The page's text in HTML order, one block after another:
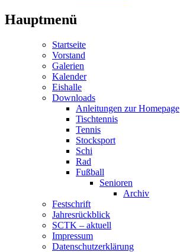
Hauptmenü
Startseite
Vorstand
Galerien
Kalender
Eishalle
Downloads
Anleitungen zur Homepage
Tischtennis
Tennis
Stocksport
Schi
Rad
Fußball
Senioren
Archiv
Festschrift
Jahresrückblick
SCTK – aktuell
Impressum
Datenschutzerklärung